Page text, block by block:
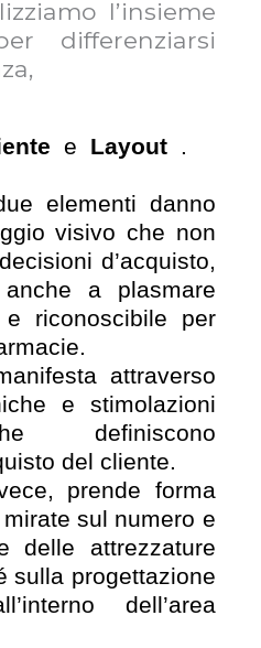
l’insieme
differenziarsi
e Layout .
elementi danno
visivo che non
d’acquisto,
a plasmare
e riconoscibile per
attraverso
e stimolazioni
definiscono
del cliente.
prende forma
sul numero e
delle attrezzature
sulla progettazione
dell’area